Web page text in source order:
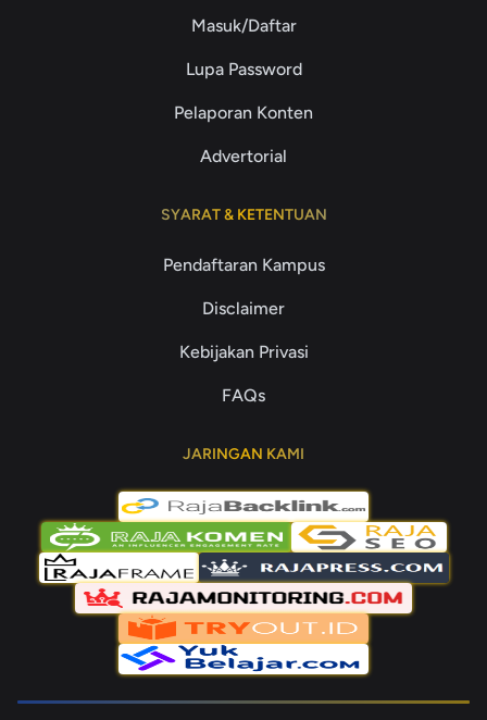
Masuk/Daftar
Lupa Password
Pelaporan Konten
Advertorial
SYARAT & KETENTUAN
Pendaftaran Kampus
Disclaimer
Kebijakan Privasi
FAQs
JARINGAN KAMI